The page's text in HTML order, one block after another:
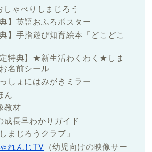
しゃべりしまじろう
典】英語おふろポスター
典】手指遊び知育絵本「どこどこ
定特典】★新生活わくわく★しま
名前シール
しょにはみがきミラー
ん
教材
成長早わかりガイド
まじろうクラブ」
れんじTV （幼児向けの映像サー